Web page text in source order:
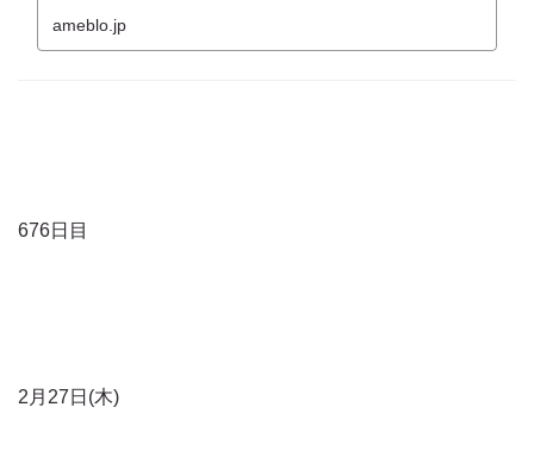
ameblo.jp
676日目
2月27日(木)